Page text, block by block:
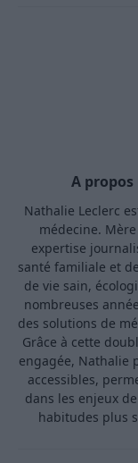
A
Nathalie Leclerc
médecine.
expertise
santé familiale et
de vie sain,
nombreuses
des solutions de
Grâce à cette
engagée, Nathalie
accessibles,
dans les enjeux
habitudes plus